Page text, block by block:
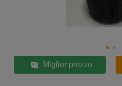
Miglior prezzo